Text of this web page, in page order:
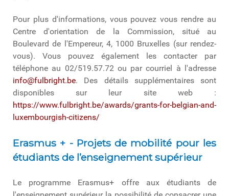
Pour plus d'informations, vous pouvez vous rendre au
Centre d'orientation de la Commission, situé au
Boulevard de l'Empereur, 4, 1000 Bruxelles (sur rendez-
vous). Vous pouvez également les contacter par
téléphone au 02/519.57.72 ou par courriel à l'adresse
info@fulbright.be. Des détails supplémentaires sont
disponibles sur leur site web :
https://www.fulbright.be/awards/grants-for-belgian-and-
luxembourgish-citizens/
Erasmus + - Projets de mobilité pour les
étudiants de l’enseignement supérieur
Le programme Erasmus+ offre aux étudiants de